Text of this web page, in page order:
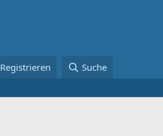
Registrieren Suche